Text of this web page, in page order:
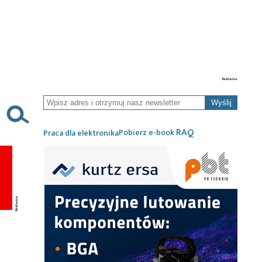
Wyślij
Praca dla elektronikaPobierz e-bookRAQ